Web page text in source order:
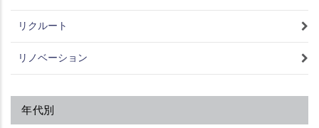
リクルート
リノベーション
年代別